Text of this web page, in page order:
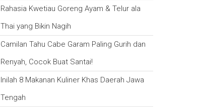
Rahasia Kwetiau Goreng Ayam & Telur ala
Thai yang Bikin Nagih
Camilan Tahu Cabe Garam Paling Gurih dan
Renyah, Cocok Buat Santai!
Inilah 8 Makanan Kuliner Khas Daerah Jawa
Tengah